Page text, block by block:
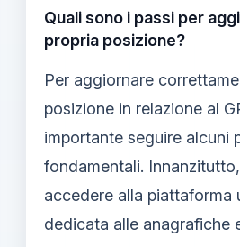
Quali sono i passi per
propria posizione?
Per aggiornare
posizione in relazione al
importante seguire alcuni
fondamentali.
accedere alla piattaforma
dedicata alle anagrafiche